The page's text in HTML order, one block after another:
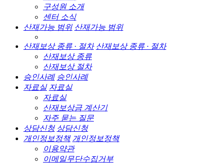
구성원 소개
센터 소식
산재가능 범위 산재가능 범위
산재보상 종류 · 절차 산재보상 종류 · 절차
산재보상 종류
산재보상 절차
승인사례 승인사례
자료실 자료실
자료실
산재보상금 계산기
자주 묻는 질문
상담신청 상담신청
개인정보정책 개인정보정책
이용약관
이메일무단수집거부